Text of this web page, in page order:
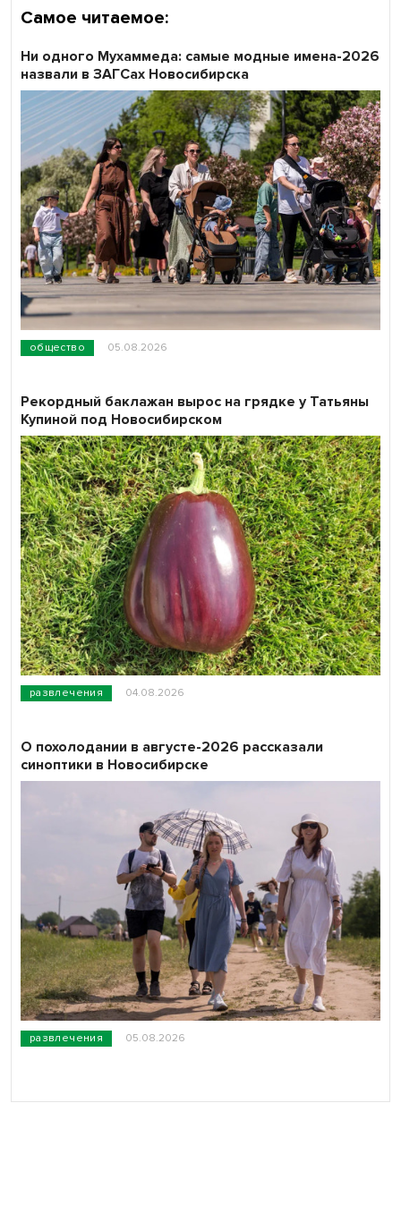
Самое читаемое:
общество 05.08.2026
Ни одного Мухаммеда: самые модные имена-2026
назвали в ЗАГСах Новосибирска
развлечения 04.08.2026
Рекордный баклажан вырос на грядке у Татьяны
Купиной под Новосибирском
развлечения 05.08.2026
О похолодании в августе-2026 рассказали
синоптики в Новосибирске